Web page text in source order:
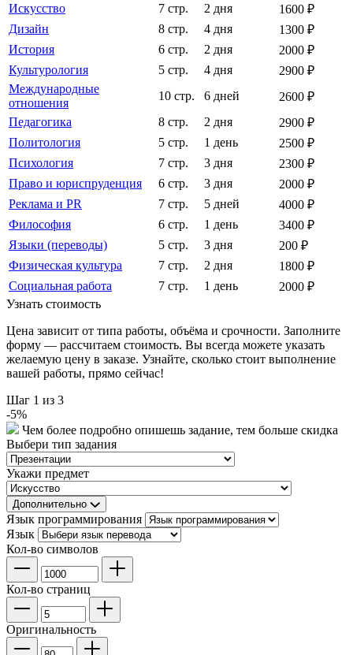
Искусство
7 стр. 2 дня
1600 ₽
Дизайн
8 стр. 4 дня
1300 ₽
История
6 стр. 2 дня
2000 ₽
Культурология
5 стр. 4 дня
2900 ₽
Международные
отношения
10 стр. 6 дней
2600 ₽
Педагогика
8 стр. 2 дня
2900 ₽
Политология
5 стр. 1 день
2500 ₽
Психология
7 стр. 3 дня
2300 ₽
Право и юриспруденция
6 стр. 3 дня
2000 ₽
Реклама и PR
7 стр. 5 дней
4000 ₽
Философия
6 стр. 1 день
3400 ₽
Языки (переводы)
5 стр. 3 дня
200 ₽
Физическая культура
7 стр. 2 дня
1800 ₽
Социальная работа
7 стр. 1 день
2000 ₽
Узнать стоимость
Цена зависит от типа работы, объёма и срочности. Заполните
форму — рассчитаем стоимость. Вы всегда можете указать
желаемую цену в заказе. Узнайте, сколько стоит выполнение
вашей работы, прямо сейчас!
Шаг 1 из 3
-5%
Чем более подробно опишешь задание, тем больше скидка
Выбери тип задания
Укажи предмет
Дополнительно
Язык программирования
Язык
Кол-во символов
Кол-во страниц
Оригинальность